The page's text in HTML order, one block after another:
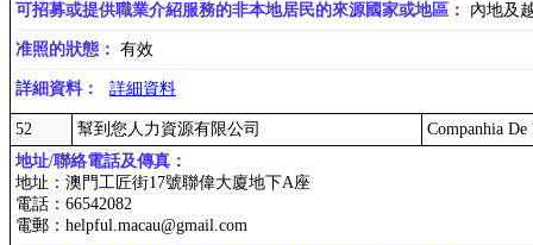
可招募或提供職業介紹服務的非本地居民的來源國家或地區： 內地及
准照的狀態： 有效
詳細資料： 詳細資料
52 幫到您人力資源有限公司
Companhia
地址/聯絡電話及傳真：
地址：澳門工匠街17號聯偉大廈地下A座
電話：66542082
電郵：helpful.macau@gmail.com